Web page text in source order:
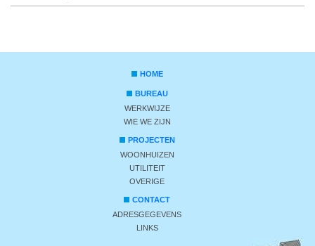
HOME
BUREAU
WERKWIJZE
WIE WE ZIJN
PROJECTEN
WOONHUIZEN
UTILITEIT
OVERIGE
CONTACT
ADRESGEGEVENS
LINKS